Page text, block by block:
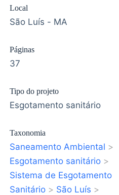
Local
São Luís - MA
Páginas
37
Tipo do projeto
Esgotamento sanitário
Taxonomia
Saneamento Ambiental >
Esgotamento sanitário >
Sistema de Esgotamento
Sanitário > São Luís >